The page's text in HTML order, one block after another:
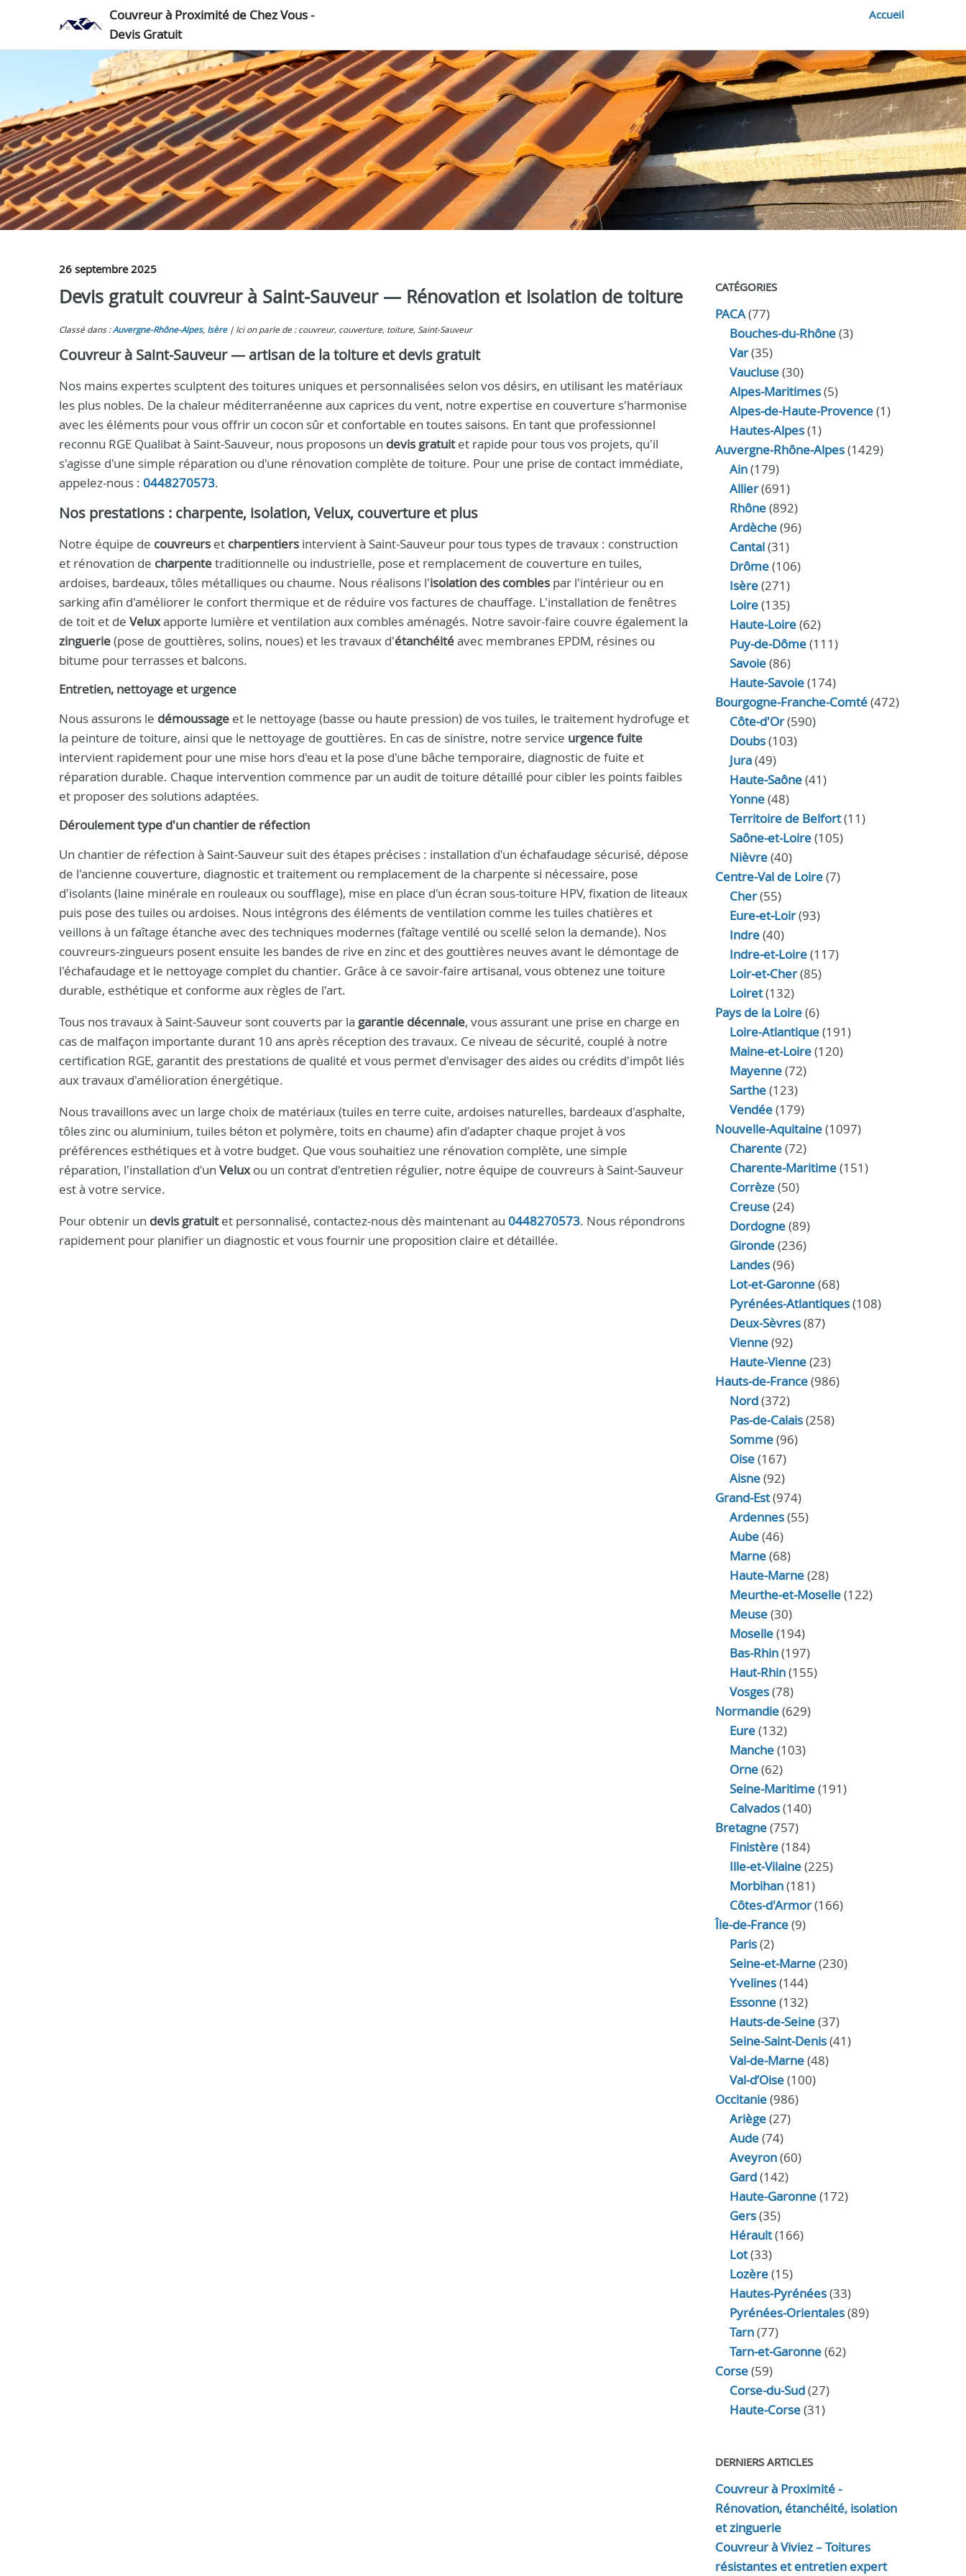
Couvreur à Proximité de Chez Vous -
Devis Gratuit
Accueil
26 septembre 2025
Devis gratuit couvreur à Saint-Sauveur — Rénovation et isolation de toiture
Classé dans :Auvergne-Rhône-Alpes, Isère Ici on parle de : couvreur, couverture, toiture, Saint-Sauveur
Couvreur à Saint-Sauveur — artisan de la toiture et devis gratuit
Nos mains expertes sculptent des toitures uniques et personnalisées selon vos désirs, en utilisant les matériaux
les plus nobles. De la chaleur méditerranéenne aux caprices du vent, notre expertise en couverture s'harmonise
avec les éléments pour vous offrir un cocon sûr et confortable en toutes saisons. En tant que professionnel
reconnu RGE Qualibat à Saint-Sauveur, nous proposons un devis gratuitet rapide pour tous vos projets, qu'il
s'agisse d'une simple réparation ou d'une rénovation complète de toiture. Pour une prise de contact immédiate,
appelez-nous : 0448270573.
Nos prestations : charpente, isolation, Velux, couverture et plus
Notre équipe de couvreurs et charpentiers intervient à Saint-Sauveur pour tous types de travaux : construction
et rénovation de charpentetraditionnelle ou industrielle, pose et remplacement de couverture en tuiles,
ardoises, bardeaux, tôles métalliques ou chaume. Nous réalisons l'isolation des combles par l'intérieur ou en
sarking afin d'améliorer le confort thermique et de réduire vos factures de chauffage. L'installation de fenêtres
de toit et de Veluxapporte lumière et ventilation aux combles aménagés. Notre savoir-faire couvre également la
zinguerie(pose de gouttières, solins, noues) et les travaux d'étanchéitéavec membranes EPDM, résines ou
bitume pour terrasses et balcons.
Entretien, nettoyage et urgence
Nous assurons le démoussage et le nettoyage (basse ou haute pression) de vos tuiles, le traitement hydrofuge et
la peinture de toiture, ainsi que le nettoyage de gouttières. En cas de sinistre, notre service urgence fuite
intervient rapidement pour une mise hors d'eau et la pose d'une bâche temporaire, diagnostic de fuite et
réparation durable. Chaque intervention commence par un audit de toiture détaillé pour cibler les points faibles
et proposer des solutions adaptées.
Déroulement type d'un chantier de réfection
Un chantier de réfection à Saint-Sauveur suit des étapes précises : installation d'un échafaudage sécurisé, dépose
de l'ancienne couverture, diagnostic et traitement ou remplacement de la charpente si nécessaire, pose
d'isolants (laine minérale en rouleaux ou soufflage), mise en place d'un écran sous-toiture HPV, fixation de liteaux
puis pose des tuiles ou ardoises. Nous intégrons des éléments de ventilation comme les tuiles chatières et
veillons à un faîtage étanche avec des techniques modernes (faîtage ventilé ou scellé selon la demande). Nos
couvreurs-zingueurs posent ensuite les bandes de rive en zinc et des gouttières neuves avant le démontage de
l'échafaudage et le nettoyage complet du chantier. Grâce à ce savoir-faire artisanal, vous obtenez une toiture
durable, esthétique et conforme aux règles de l'art.
Tous nos travaux à Saint-Sauveur sont couverts par la garantie décennale, vous assurant une prise en charge en
cas de malfaçon importante durant 10 ans après réception des travaux. Ce niveau de sécurité, couplé à notre
certification RGE, garantit des prestations de qualité et vous permet d'envisager des aides ou crédits d'impôt liés
aux travaux d'amélioration énergétique.
Nous travaillons avec un large choix de matériaux (tuiles en terre cuite, ardoises naturelles, bardeaux d'asphalte,
tôles zinc ou aluminium, tuiles béton et polymère, toits en chaume) afin d'adapter chaque projet à vos
préférences esthétiques et à votre budget. Que vous souhaitiez une rénovation complète, une simple
réparation, l'installation d'un Veluxou un contrat d'entretien régulier, notre équipe de couvreurs à Saint-Sauveur
est à votre service.
Pour obtenir un devis gratuitet personnalisé, contactez-nous dès maintenant au 0448270573. Nous répondrons
rapidement pour planifier un diagnostic et vous fournir une proposition claire et détaillée.
CATÉGORIES
PACA(77)
Bouches-du-Rhône(3)
Var(35)
Vaucluse(30)
Alpes-Maritimes(5)
Alpes-de-Haute-Provence(1)
Hautes-Alpes(1)
Auvergne-Rhône-Alpes(1429)
Ain(179)
Allier(691)
Rhône(892)
Ardèche(96)
Cantal(31)
Drôme(106)
Isère(271)
Loire(135)
Haute-Loire(62)
Puy-de-Dôme(111)
Savoie(86)
Haute-Savoie(174)
Bourgogne-Franche-Comté(472)
Côte-d'Or(590)
Doubs(103)
Jura(49)
Haute‑Saône(41)
Yonne(48)
Territoire de Belfort(11)
Saône-et-Loire(105)
Nièvre(40)
Centre-Val de Loire(7)
Cher(55)
Eure‑et‑Loir(93)
Indre(40)
Indre‑et‑Loire(117)
Loir‑et‑Cher(85)
Loiret(132)
Pays de la Loire(6)
Loire-Atlantique(191)
Maine-et-Loire(120)
Mayenne(72)
Sarthe(123)
Vendée(179)
Nouvelle-Aquitaine(1097)
Charente(72)
Charente-Maritime(151)
Corrèze(50)
Creuse(24)
Dordogne(89)
Gironde(236)
Landes(96)
Lot-et-Garonne(68)
Pyrénées-Atlantiques(108)
Deux-Sèvres(87)
Vienne(92)
Haute-Vienne(23)
Hauts-de-France(986)
Nord(372)
Pas-de-Calais(258)
Somme(96)
Oise(167)
Aisne(92)
Grand-Est(974)
Ardennes(55)
Aube(46)
Marne(68)
Haute-Marne(28)
Meurthe-et-Moselle(122)
Meuse(30)
Moselle(194)
Bas-Rhin(197)
Haut-Rhin(155)
Vosges(78)
Normandie(629)
Eure(132)
Manche(103)
Orne(62)
Seine-Maritime(191)
Calvados(140)
Bretagne(757)
Finistère(184)
Ille-et-Vilaine(225)
Morbihan(181)
Côtes-d'Armor(166)
Île-de-France(9)
Paris(2)
Seine-et-Marne(230)
Yvelines(144)
Essonne(132)
Hauts-de-Seine(37)
Seine-Saint-Denis(41)
Val-de-Marne(48)
Val-d’Oise(100)
Occitanie(986)
Ariège(27)
Aude(74)
Aveyron(60)
Gard(142)
Haute-Garonne(172)
Gers(35)
Hérault(166)
Lot(33)
Lozère(15)
Hautes-Pyrénées(33)
Pyrénées-Orientales(89)
Tarn(77)
Tarn-et-Garonne(62)
Corse(59)
Corse-du-Sud(27)
Haute-Corse(31)
DERNIERS ARTICLES
Couvreur à Proximité -
Rénovation, étanchéité, isolation
et zinguerie
Couvreur à Viviez – Toitures
résistantes et entretien expert